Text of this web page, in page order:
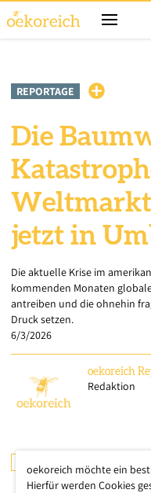
REPORTAGE
Die
jetzt in
Die aktuelle Krise im
kommenden Monaten
antreiben und die ohnehin
Druck setzen.
6/3/2026
oekoreich
Redaktion
WASSER INTERNATIONAL
oekoreich möchte ein
Hierfür werden Cookies